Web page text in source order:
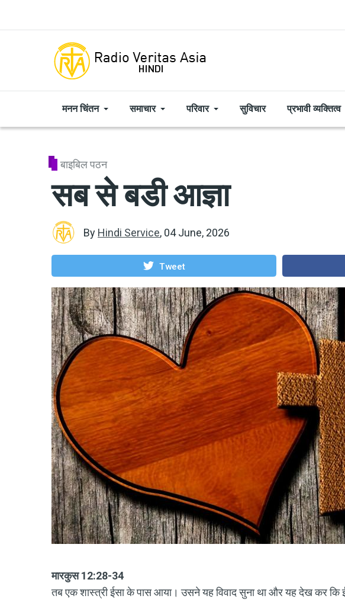
मनन चिंतन समाचार परिवार सुविचार प्रभावी व्यक्तित्व
बाइबिल पठन
सब से बडी आज्ञा
By Hindi Service, 04 June, 2026
Tweet
मारकुस 12:28-34
तब एक शास्त्री ईसा के पास आया। उसने यह विवाद सुना था और यह देख कर कि